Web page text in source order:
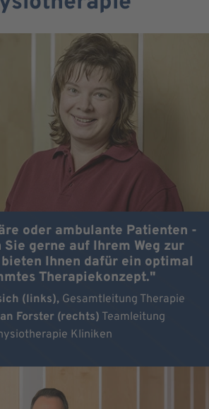
oder ambulante Patienten -
gerne auf Ihrem Weg zur
bieten Ihnen dafür ein optimal
Therapiekonzept."
(links),Gesamtleitung Therapie
Forster (rechts) Teamleitung
Kliniken